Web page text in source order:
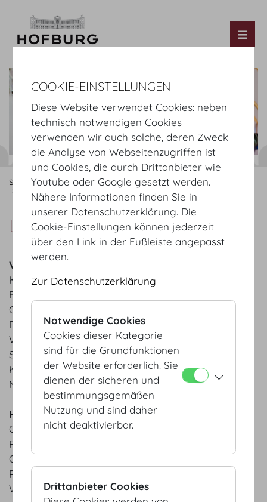
Startseite Organisieren Catering MOTTO
Angebot
Lunch Buffet Klassik
Lunch Buffet Klassik
Vorspeisen
Kalbstafelspitz | Marchfelder Spargelsalat |
Erdbeerchutney
Gebeizte Lachsforelle | Rettich | Radieschen |
Petersilienmousse
Weinbergpfirsich | Gurke | Sojajoghurt |
Sauerampfer
Kopfsalat | Shiso | Kerbel | Schnittlauch
MOTTO Bio-Brot aus der hauseigenen Backstube
Hauptspeisen
Ofen-Zitronenhuhn | wilder Brokkoli |
Rosmarinerdäpfel
Gebratener Kabeljau | Quinoa | Kräuterseitlinge
Ricotta-Ravioli | gebratene Eierschwammerl |
Wiesenkräuter
COOKIE-EINSTELLUNGEN
Diese Website verwendet Cookies: neben
technisch notwendigen Cookies
verwenden wir auch solche, deren Zweck
die Analyse von Webseitenzugriffen ist
und Cookies, die durch Drittanbieter wie
Youtube oder Google gesetzt werden.
Nähere Informationen finden Sie in
unserer Datenschutzerklärung. Die
Cookie-Einstellungen können jederzeit
über den Link in der Fußleiste angepasst
werden.
Zur Datenschutzerklärung
Notwendige Cookies
Cookies dieser Kategorie
sind für die Grundfunktionen
der Website erforderlich. Sie
dienen der sicheren und
bestimmungsgemäßen
Nutzung und sind daher
nicht deaktivierbar.
Drittanbieter Cookies